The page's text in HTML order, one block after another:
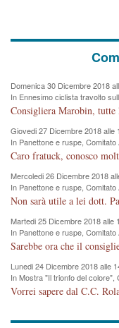
Domenica 30 Dicembre 2018
In Ennesimo ciclista travolto
Comune si svegli"
Giovedi 27 Dicembre 2018 alle
In Panettone e ruspe,
cronoprogramma"
Mercoledi 26 Dicembre 2018
In Panettone e ruspe,
cronoprogramma"
Martedi 25 Dicembre 2018 alle
In Panettone e ruspe,
cronoprogramma"
Lunedi 24 Dicembre 2018 alle
In Mostra "Il trionfo del